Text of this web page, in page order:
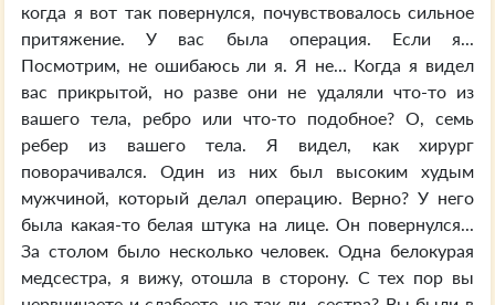
когда я вот так повернулся, почувствовалось сильное
притяжение. У вас была операция. Если я...
Посмотрим, не ошибаюсь ли я. Я не... Когда я видел
вас прикрытой, но разве они не удаляли что-то из
вашего тела, ребро или что-то подобное? О, семь
ребер из вашего тела. Я видел, как хирург
поворачивался. Один из них был высоким худым
мужчиной, который делал операцию. Верно? У него
была какая-то белая штука на лице. Он повернулся...
За столом было несколько человек. Одна белокурая
медсестра, я вижу, отошла в сторону. С тех пор вы